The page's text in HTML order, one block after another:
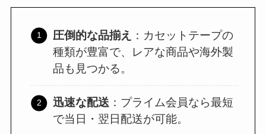
圧倒的な品揃え
：カセットテープの
種類が豊富で、レアな商品や海外製
品も見つかる。
迅速な配送 ：プライム会員なら最短
で当日・翌日配送が可能。